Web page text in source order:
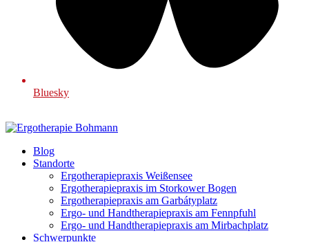
Bluesky
Blog
Standorte
Ergotherapiepraxis Weißensee
Ergotherapiepraxis im Storkower Bogen
Ergotherapiepraxis am Garbátyplatz
Ergo- und Handtherapiepraxis am Fennpfuhl
Ergo- und Handtherapiepraxis am Mirbachplatz
Schwerpunkte